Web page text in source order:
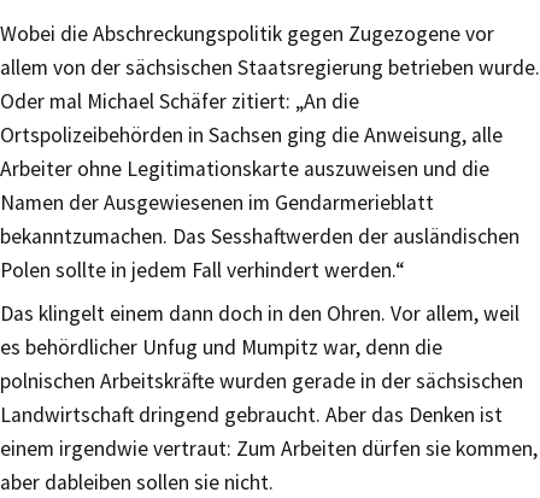
Wobei die Abschreckungspolitik gegen Zugezogene vor
allem von der sächsischen Staatsregierung betrieben wurde.
Oder mal Michael Schäfer zitiert: „An die
Ortspolizeibehörden in Sachsen ging die Anweisung, alle
Arbeiter ohne Legitimationskarte auszuweisen und die
Namen der Ausgewiesenen im Gendarmerieblatt
bekanntzumachen. Das Sesshaftwerden der ausländischen
Polen sollte in jedem Fall verhindert werden.“
Das klingelt einem dann doch in den Ohren. Vor allem, weil
es behördlicher Unfug und Mumpitz war, denn die
polnischen Arbeitskräfte wurden gerade in der sächsischen
Landwirtschaft dringend gebraucht. Aber das Denken ist
einem irgendwie vertraut: Zum Arbeiten dürfen sie kommen,
aber dableiben sollen sie nicht.